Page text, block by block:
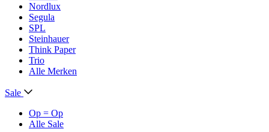
Nordlux
Segula
SPL
Steinhauer
Think Paper
Trio
Alle Merken
Sale
Op = Op
Alle Sale